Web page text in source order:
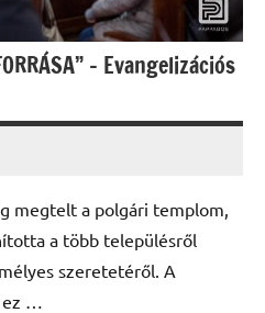
– Evangelizációs
megtelt a polgári templom,
a több településről
szeretetéről. A
…